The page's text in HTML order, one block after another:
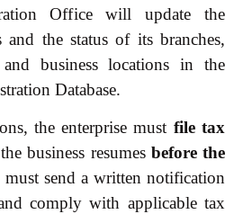
Office will update the
and the status of its branches,
and business locations in the
Database.
the enterprise must file tax
business resumes before the
send a written notification
comply with applicable tax